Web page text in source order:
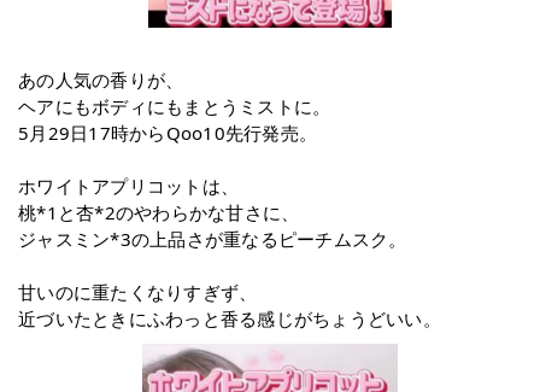
あの人気の香りが、
ヘアにもボディにもまとうミストに。
5月29日17時からQoo10先行発売。
ホワイトアプリコットは、
桃*1と杏*2のやわらかな甘さに、
ジャスミン*3の上品さが重なるピーチムスク。
甘いのに重たくなりすぎず、
近づいたときにふわっと香る感じがちょうどいい。